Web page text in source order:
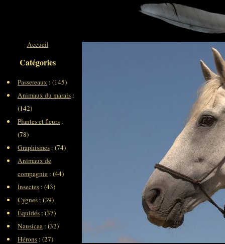
Accueil
Catégories
Passereaux : (145)
Animaux du marais :
(142)
Plantes et fleurs :
(78)
Graphismes : (74)
Animaux de
compagnie : (44)
Insectes : (43)
Cygnes : (39)
Équidés : (37)
Nausicaa : (32)
Hérons : (27)